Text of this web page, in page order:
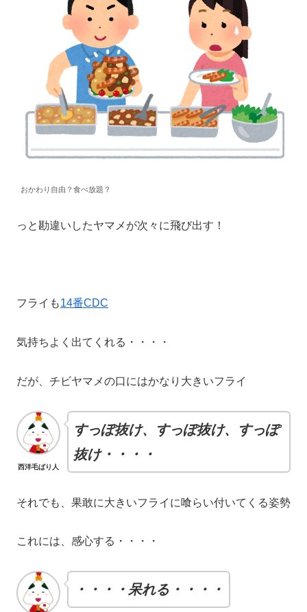
おかわり自由？食べ放題？
っと勘違いしたヤマメが次々に飛び出す！
フライも14番CDC
気持ちよく出てくれる・・・・
だが、チビヤマメの口にはかなり大きいフライ
西洋毛ばり人
すっぽ抜け、すっぽ抜け、すっぽ
抜け・・・・
それでも、果敢に大きいフライに喰らい付いてくる姿勢
これには、感心する・・・・
・・・・呆れる・・・・